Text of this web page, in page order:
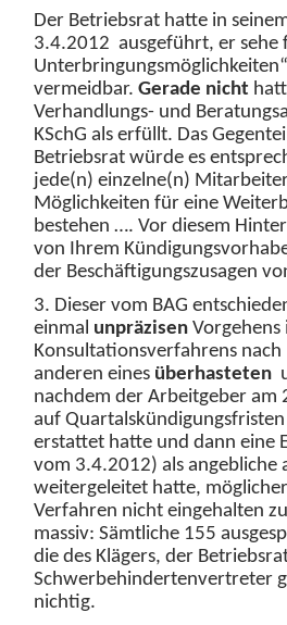
Der Betriebsrat hatte in
3.4.2012 ausgeführt, er
vermeidbar. Gerade nicht
Verhandlungs- und
KSchG als erfüllt. Das
Betriebsrat würde es
jede(n) einzelne(n)
Möglichkeiten für eine
bestehen …. Vor diesem
von Ihrem
der Beschäftigungszusagen
3. Dieser vom BAG
einmal unpräzisen Vorgehens
Konsultationsverfahrens nach
anderen eines überhasteten
nachdem der Arbeitgeber am
auf Quartalskündigungsfristen
erstattet hatte und dann eine
vom 3.4.2012) als angebliche
weitergeleitet hatte,
Verfahren nicht eingehalten
massiv: Sämtliche 155
die des Klägers, der
Schwerbehindertenvertreter
nichtig.